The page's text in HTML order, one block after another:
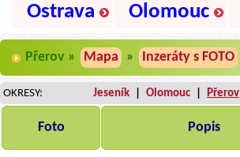
Ostrava
Olomouc
Přerov » Mapa » Inzeráty s FOTO
OKRESY: Jeseník Olomouc Přerov
Foto Popis